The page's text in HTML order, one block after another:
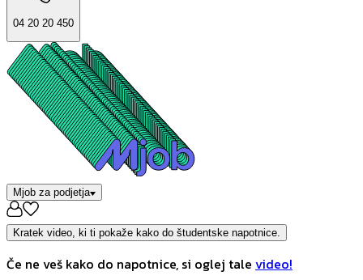
04 20 20 450
Mjob za podjetja
Kratek video, ki ti pokaže kako do študentske napotnice.
Če ne veš kako do napotnice, si oglej tale video!